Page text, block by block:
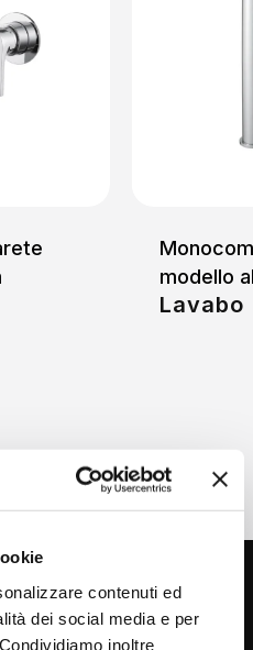
contenuti ed
dei social media e per
inoltre
modello
Lavabo